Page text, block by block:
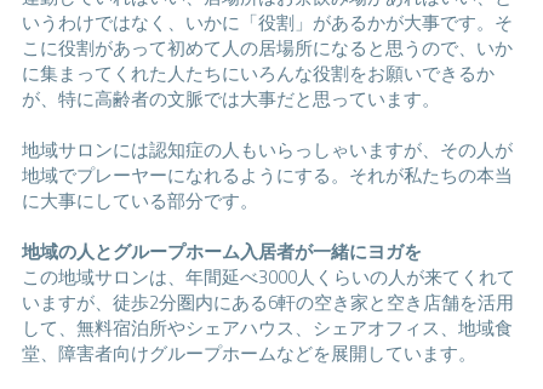
いうわけではなく、いかに「役割」があるかが大事です。そ
こに役割があって初めて人の居場所になると思うので、いか
に集まってくれた人たちにいろんな役割をお願いできるか
が、特に高齢者の文脈では大事だと思っています。
地域サロンには認知症の人もいらっしゃいますが、その人が
地域でプレーヤーになれるようにする。それが私たちの本当
に大事にしている部分です。
地域の人とグループホーム入居者が一緒にヨガを
この地域サロンは、年間延べ3000人くらいの人が来てくれて
いますが、徒歩2分圏内にある6軒の空き家と空き店舗を活用
して、無料宿泊所やシェアハウス、シェアオフィス、地域食
堂、障害者向けグループホームなどを展開しています。